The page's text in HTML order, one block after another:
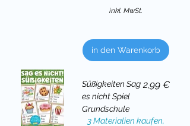
inkl. MwSt.
in den Warenkorb
Süßigkeiten Sag
es nicht Spiel
Grundschule
Preis
2,99 €
3 Materialien kaufen,